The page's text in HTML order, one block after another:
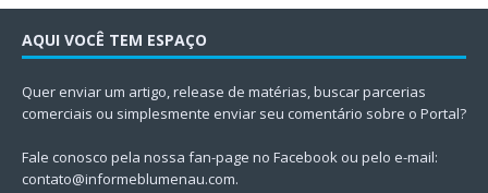
AQUI VOCÊ TEM ESPAÇO
Quer enviar um artigo, release de matérias, buscar parcerias
comerciais ou simplesmente enviar seu comentário sobre o Portal?
Fale conosco pela nossa fan-page no Facebook ou pelo e-mail:
contato@informeblumenau.com.